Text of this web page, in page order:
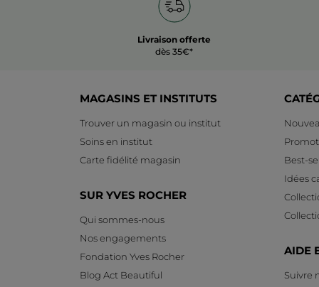
Livraison offerte
dès 35€*
MAGASINS ET INSTITUTS
Trouver un magasin ou institut
Soins en institut
Carte fidélité magasin
SUR YVES ROCHER
Qui sommes-nous
Nos engagements
Fondation Yves Rocher
Blog Act Beautiful
Best-
Idées
AIDE
Suivre